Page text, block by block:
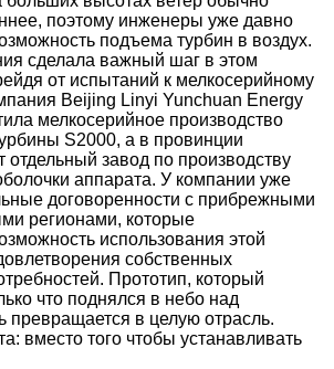
поэтому инженеры уже давно
подъема турбин в воздух.
сделала важный шаг в этом
от испытаний к мелкосерийному
Beijing Linyi Yunchuan Energy
мелкосерийное производство
S2000, а в провинции
отдельный завод по производству
аппарата. У компании уже
договоренности с прибрежными
регионами, которые
использования этой
собственных
Прототип, который
что поднялся в небо над
превращается в целую отрасль.
вместо того чтобы устанавливать